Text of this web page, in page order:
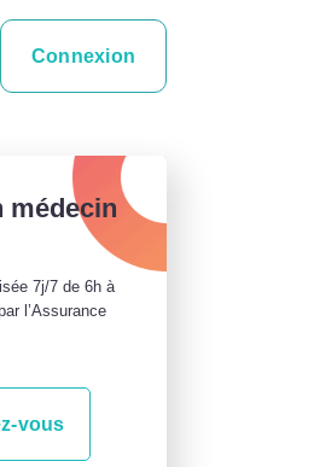
Connexion
médecin
7j/7 de 6h à
l’Assurance
vous